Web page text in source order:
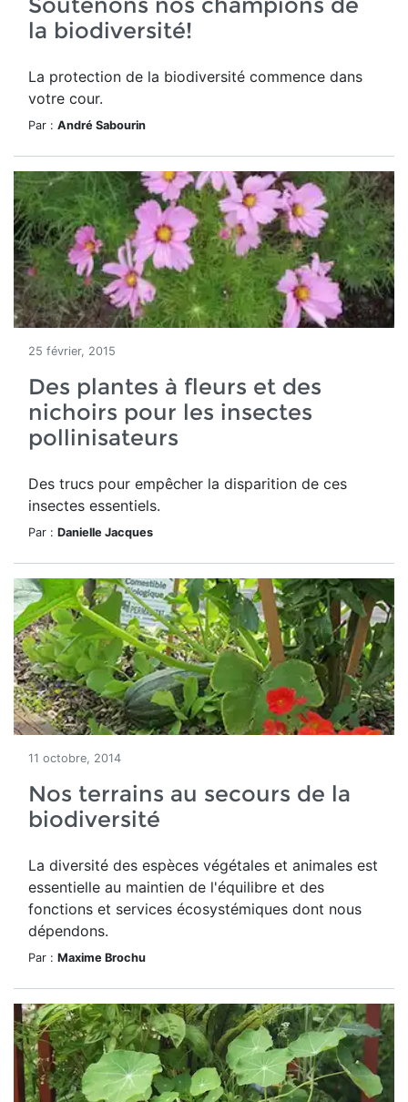
la biodiversité!
La protection de la biodiversité commence dans
votre cour.
Par : André Sabourin
25 février, 2015
Des plantes à fleurs et des
nichoirs pour les insectes
pollinisateurs
Des trucs pour empêcher la disparition de ces
insectes essentiels.
Par : Danielle Jacques
11 octobre, 2014
Nos terrains au secours de la
biodiversité
La diversité des espèces végétales et animales est
essentielle au maintien de l'équilibre et des
fonctions et services écosystémiques dont nous
dépendons.
Par : Maxime Brochu